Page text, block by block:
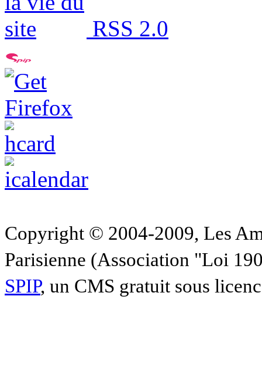
RSS 2.0
Copyright © 2004-2009, Les
Parisienne (Association "Loi
SPIP, un CMS gratuit sous